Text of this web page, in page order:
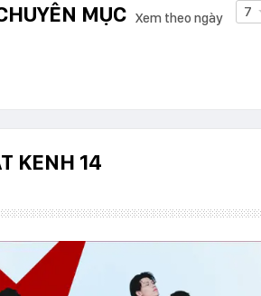
MỤC Xem theo ngày 7
KENH 14